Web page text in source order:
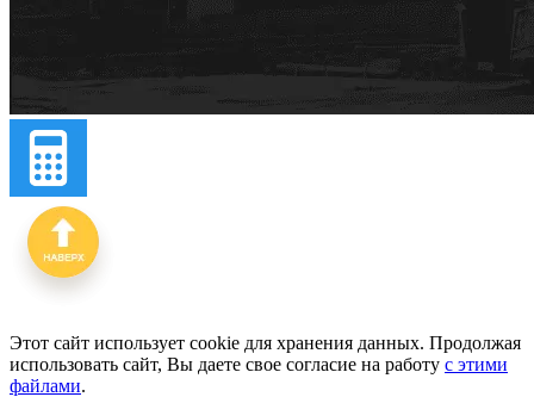
Этот сайт использует cookie для хранения данных. Продолжая
использовать сайт, Вы даете свое согласие на работу с этими
файлами.